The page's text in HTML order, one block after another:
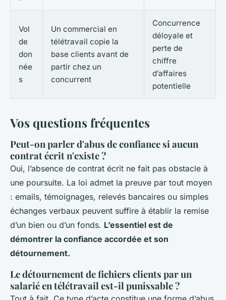
Vol
de
don
née
s
Un commercial en
télétravail copie la
base clients avant de
partir chez un
concurrent
Concurrence
déloyale et
perte de
chiffre
d’affaires
potentielle
Vos questions fréquentes
Peut-on parler d'abus de confiance si aucun
contrat écrit n'existe ?
Oui, l’absence de contrat écrit ne fait pas obstacle à
une poursuite. La loi admet la preuve par tout moyen
: emails, témoignages, relevés bancaires ou simples
échanges verbaux peuvent suffire à établir la remise
d’un bien ou d’un fonds. L’essentiel est de
démontrer la confiance accordée et son
détournement.
Le détournement de fichiers clients par un
salarié en télétravail est-il punissable ?